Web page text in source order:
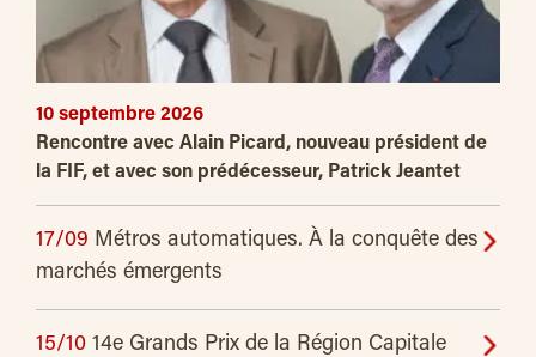
10 septembre 2026
Rencontre avec Alain Picard, nouveau président de
la FIF, et avec son prédécesseur, Patrick Jeantet
17/09 Métros automatiques. À la conquête des
marchés émergents
15/10 14e Grands Prix de la Région Capitale